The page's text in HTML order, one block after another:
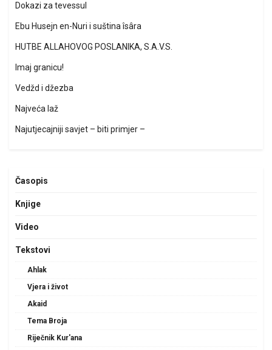
Dokazi za tevessul
Ebu Husejn en-Nuri i suština îsâra
HUTBE ALLAHOVOG POSLANIKA, S.A.V.S.
Imaj granicu!
Vedžd i džezba
Najveća laž
Najutjecajniji savjet – biti primjer –
Časopis
Knjige
Video
Tekstovi
Ahlak
Vjera i život
Akaid
Tema Broja
Riječnik Kur'ana